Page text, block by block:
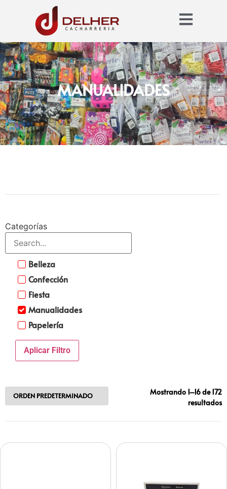
MANUALIDADES
Categorías
Belleza
Confección
Fiesta
Manualidades
Papelería
Aplicar Filtro
Mostrando 1–16 de 172
resultados